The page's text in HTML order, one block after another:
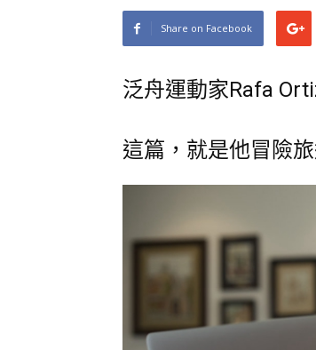
Share on Facebook
泛舟運動家Rafa
這篇，就是他冒險